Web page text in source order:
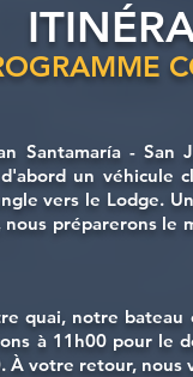
Santamaría - San
un véhicule
vers le Lodge.
préparerons
quai, notre
à 11h00 pour
À votre retour,